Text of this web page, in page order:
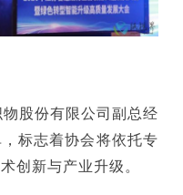
股份有限公司副总经
标志着协会将依托专
创新与产业升级。